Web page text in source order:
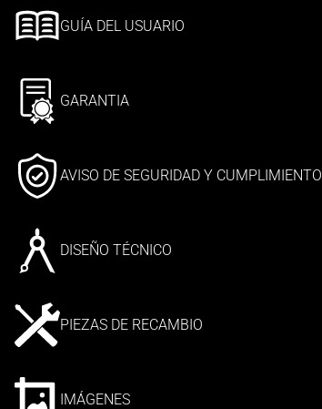
GUÍA DEL USUARIO
GARANTIA
AVISO DE SEGURIDAD Y CUMPLIMIENTO
DISEÑO TÉCNICO
PIEZAS DE RECAMBIO
IMÁGENES